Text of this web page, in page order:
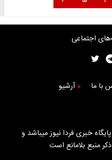
اجتماعی
با ما آرشیو
خبری فردا نیوز میباشد و
منبع بلامانع است